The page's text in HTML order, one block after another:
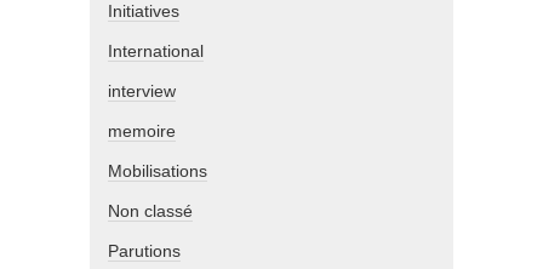
Initiatives
International
interview
memoire
Mobilisations
Non classé
Parutions